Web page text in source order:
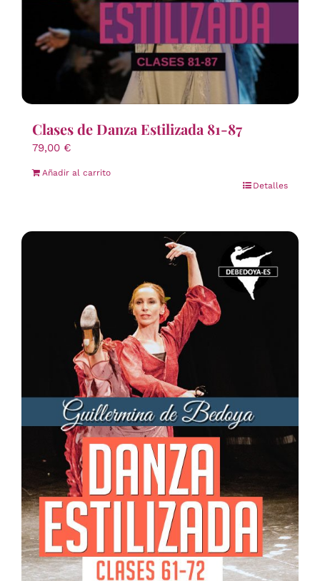
Clases de Danza Estilizada 81-87
79,00 €
Añadir al carrito
Detalles